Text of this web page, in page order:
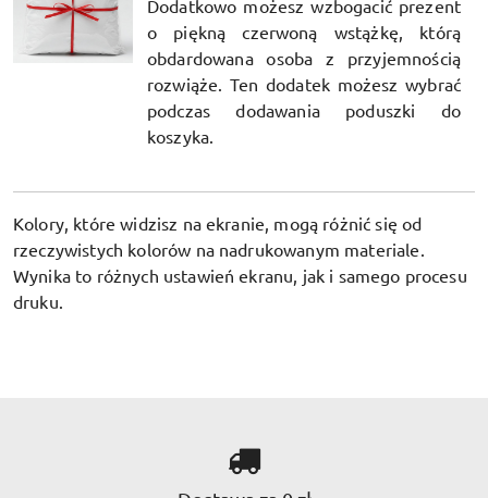
Dodatkowo możesz wzbogacić prezent
o piękną czerwoną wstążkę, którą
obdardowana osoba z przyjemnością
rozwiąże. Ten dodatek możesz wybrać
podczas dodawania poduszki do
koszyka.
Kolory, które widzisz na ekranie, mogą różnić się od
rzeczywistych kolorów na nadrukowanym materiale.
Wynika to różnych ustawień ekranu, jak i samego procesu
druku.